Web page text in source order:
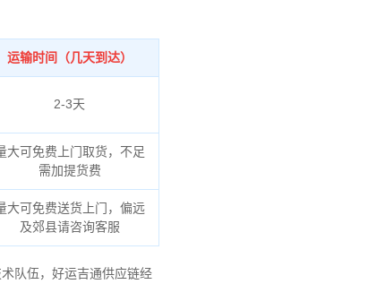
运输时间（几天到达）
2-3天
大可免费上门取货，不足
需加提货费
大可免费送货上门，偏远
及郊县请咨询客服
队伍，好运吉通供应链经